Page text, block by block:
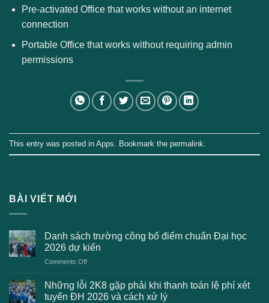
BÀI VIẾT MỚI
Danh sách trường công bố điểm chuẩn Đại học
2026 dự kiến
Comments Offon
sách
trường
Những lỗi 2K8 gặp phải khi thanh toán lệ phí xét
tuyển ĐH 2026 và cách xử lý
Pre-activated Office that works without an internet
connection
Portable Office that works without requiring admin
permissions
This entry was posted in Apps . Bookmark the permalink